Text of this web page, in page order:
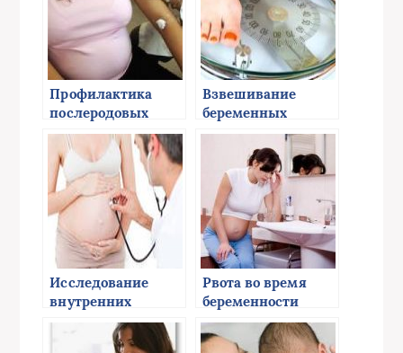
Профилактика
послеродовых
заболеваний
Взвешивание
беременных
Исследование
внутренних
органов
беременных
Рвота во время
беременности